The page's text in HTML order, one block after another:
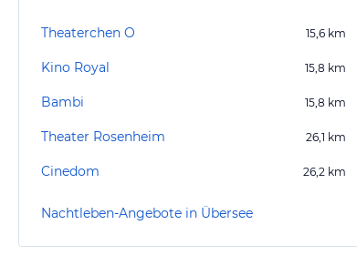
Theaterchen O 15,6 km
Kino Royal 15,8 km
Bambi 15,8 km
Theater Rosenheim 26,1 km
Cinedom 26,2 km
Nachtleben-Angebote in Übersee